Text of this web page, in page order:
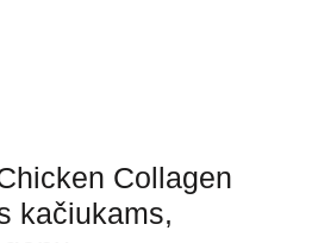
Collagen
kačiukams,